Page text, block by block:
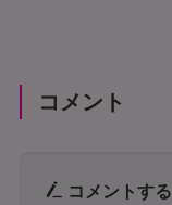
コメント
コメントする